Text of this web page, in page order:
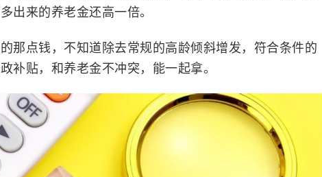
出来的养老金还高一倍。
那点钱，不知道除去常规的高龄倾斜增发，符合条件的
补贴，和养老金不冲突，能一起拿。